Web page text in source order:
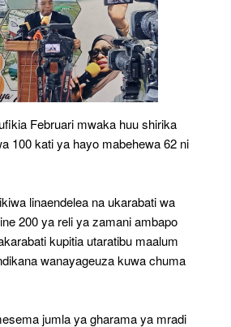
Februari mwaka huu shirika
100 kati ya hayo mabehewa 62 ni
linaendelea na ukarabati wa
200 ya reli ya zamani ambapo
kupitia utaratibu maalum
wanayageuza kuwa chuma
jumla ya gharama ya mradi